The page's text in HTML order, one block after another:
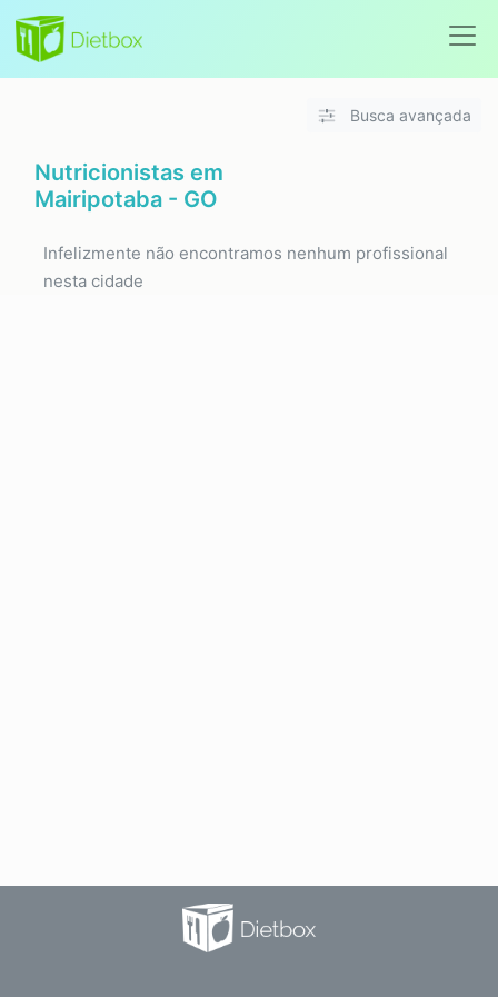
Busca avançada
Nutricionistas em
Mairipotaba - GO
Infelizmente não encontramos nenhum profissional
nesta cidade